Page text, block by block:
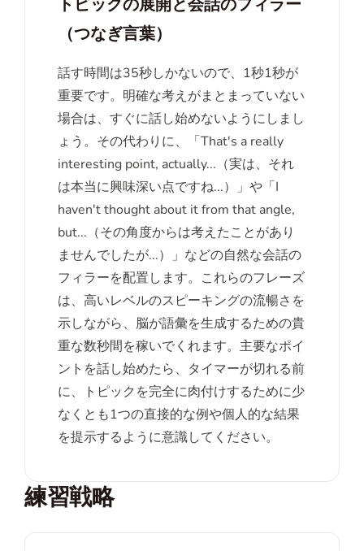
（つなぎ言葉）
話す時間は35秒しかないので、1秒1秒が
重要です。明確な考えがまとまっていない
場合は、すぐに話し始めないようにしまし
ょう。その代わりに、「That's a really
interesting point, actually...（実は、それ
は本当に興味深い点ですね...）」や「I
haven't thought about it from that angle,
but...（その角度からは考えたことがあり
ませんでしたが...）」などの自然な会話の
フィラーを配置します。これらのフレーズ
は、高いレベルのスピーキングの流暢さを
示しながら、脳が語彙を生成するための貴
重な数秒間を稼いでくれます。主要なポイ
ントを話し始めたら、タイマーが切れる前
に、トピックを完全に肉付けするために少
なくとも1つの直接的な例や個人的な結果
を提示するように意識してください。
練習戦略